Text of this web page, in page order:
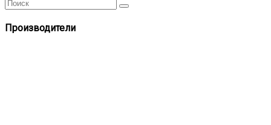
Производители